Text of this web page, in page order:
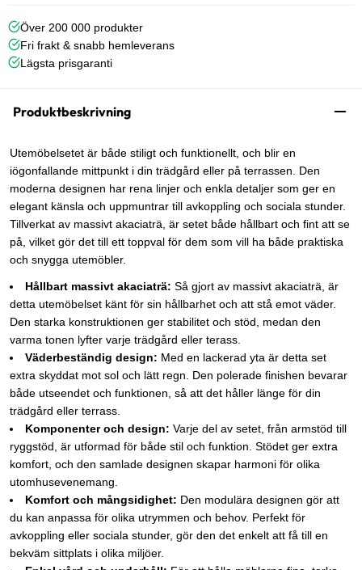
Över 200 000 produkter
Fri frakt & snabb hemleverans
Lägsta prisgaranti
Produktbeskrivning
Utemöbelsetet är både stiligt och funktionellt, och blir en
iögonfallande mittpunkt i din trädgård eller på terrassen. Den
moderna designen har rena linjer och enkla detaljer som ger en
elegant känsla och uppmuntrar till avkoppling och sociala stunder.
Tillverkat av massivt akaciaträ, är setet både hållbart och fint att se
på, vilket gör det till ett toppval för dem som vill ha både praktiska
och snygga utemöbler.
Hållbart massivt akaciaträ: Så gjort av massivt akaciaträ, är
detta utemöbelset känt för sin hållbarhet och att stå emot väder.
Den starka konstruktionen ger stabilitet och stöd, medan den
varma tonen lyfter varje trädgård eller terass.
Väderbeständig design: Med en lackerad yta är detta set
extra skyddat mot sol och lätt regn. Den polerade finishen bevarar
både utseendet och funktionen, så att det håller länge för din
trädgård eller terrass.
Komponenter och design: Varje del av setet, från armstöd till
ryggstöd, är utformad för både stil och funktion. Stödet ger extra
komfort, och den samlade designen skapar harmoni för olika
utomhusevenemang.
Komfort och mångsidighet: Den modulära designen gör att
du kan anpassa för olika utrymmen och behov. Perfekt för
avkoppling eller sociala stunder, gör den det enkelt att få till en
bekväm sittplats i olika miljöer.